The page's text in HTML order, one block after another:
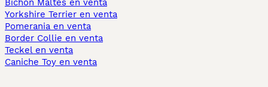
Bichón Maltés en venta
Yorkshire Terrier en venta
Pomerania en venta
Border Collie en venta
Teckel en venta
Caniche Toy en venta